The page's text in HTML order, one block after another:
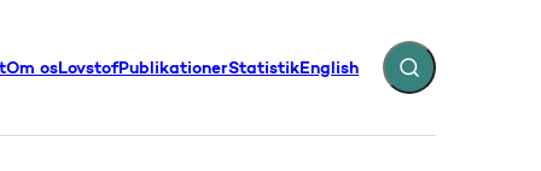
Om osLovstofPublikationerStatistikEnglish Fold søgefelt ud